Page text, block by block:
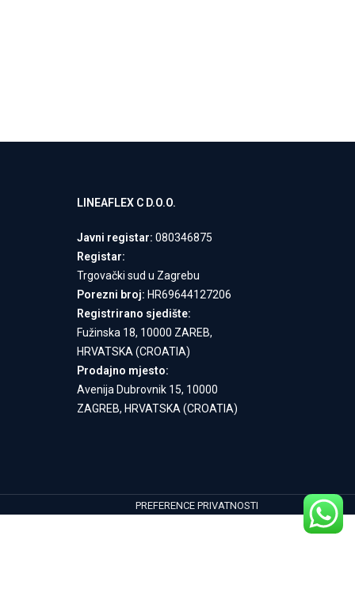
LINEAFLEX C D.O.O.
Javni registar: 080346875
Registar:
Trgovački sud u Zagrebu
Porezni broj: HR69644127206
Registrirano sjedište:
Fužinska 18, 10000 ZAREB,
HRVATSKA (CROATIA)
Prodajno mjesto:
Avenija Dubrovnik 15, 10000
ZAGREB, HRVATSKA (CROATIA)
PREFERENCE PRIVATNOSTI